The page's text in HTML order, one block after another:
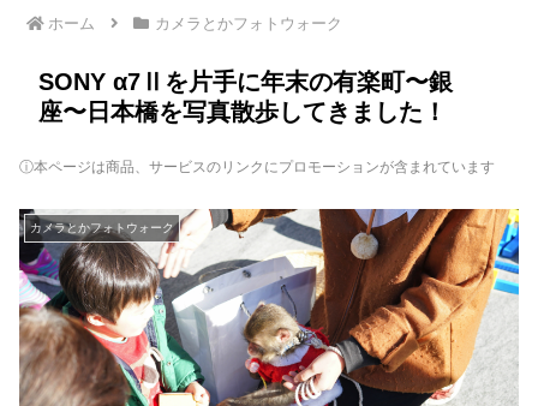
ホーム カメラとかフォトウォーク
SONY α7Ⅱを片手に年末の有楽町〜銀
座〜日本橋を写真散歩してきました！
ⓘ本ページは商品、サービスのリンクにプロモーションが含まれています
カメラとかフォトウォーク